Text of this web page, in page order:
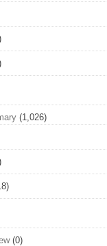
(1,026)
(0)